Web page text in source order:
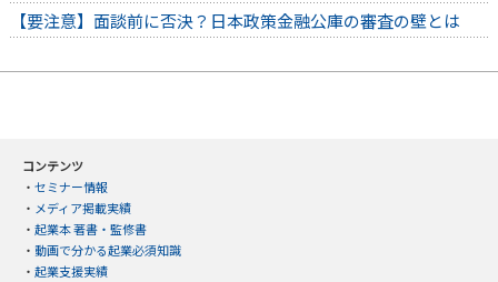
【要注意】面談前に否決？日本政策金融公庫の審査の壁とは
コンテンツ
・ セミナー情報
・ メディア掲載実績
・ 起業本 著書・監修書
・ 動画で分かる起業必須知識
・ 起業支援実績